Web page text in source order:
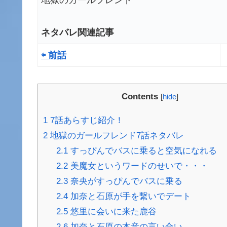
ネタバレ関連記事
⇦ 前話
Contents [hide]
1 7話あらすじ紹介！
2 地獄のガールフレンド7話ネタバレ
2.1すっぴんでバスに乗ると空気になれる
2.2美魔女というワードのせいで・・・
2.3奈央がすっぴんでバスに乗る
2.4加奈と石原が手を繋いでデート
2.5悠里に会いに来た鹿谷